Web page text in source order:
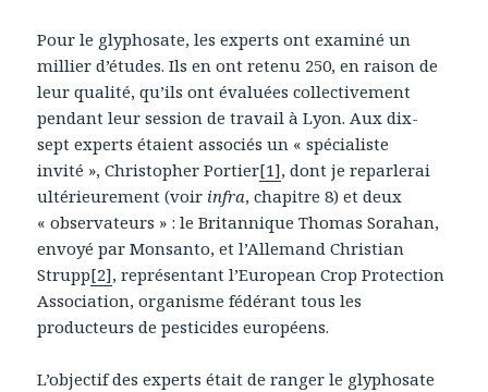
Pour le glyphosate, les experts ont examiné un
millier d’études. Ils en ont retenu 250, en raison de
leur qualité, qu’ils ont évaluées collectivement
pendant leur session de travail à Lyon. Aux dix-
sept experts étaient associés un « spécialiste
invité », Christopher Portier[1], dont je reparlerai
ultérieurement (voir infra, chapitre 8) et deux
« observateurs » : le Britannique Thomas Sorahan,
envoyé par Monsanto, et l’Allemand Christian
Strupp[2], représentant l’European Crop Protection
Association, organisme fédérant tous les
producteurs de pesticides européens.
L’objectif des experts était de ranger le glyphosate